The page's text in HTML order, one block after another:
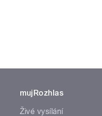
mujRozhlas
Živé vysílání